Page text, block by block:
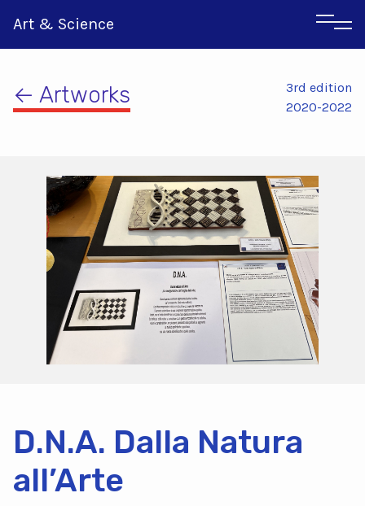
Art & Science
← Artworks
3rd edition
2020-2022
D.N.A. Dalla Natura
all’Arte